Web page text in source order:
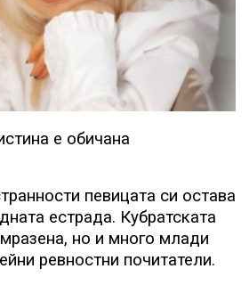
е обичана
певицата си остава
естрада. Кубратската
но и много млади
ревностни почитатели.